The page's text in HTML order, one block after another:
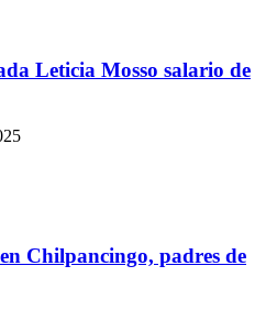
Leticia Mosso salario de
Chilpancingo, padres de